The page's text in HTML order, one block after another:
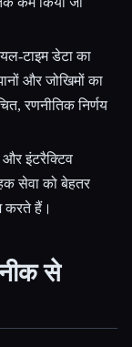
टाइम डेटा का
और जोखिमों का
रणनीतिक निर्णय
इंटरैक्टिव
सेवा को बेहतर
करते हैं।
से